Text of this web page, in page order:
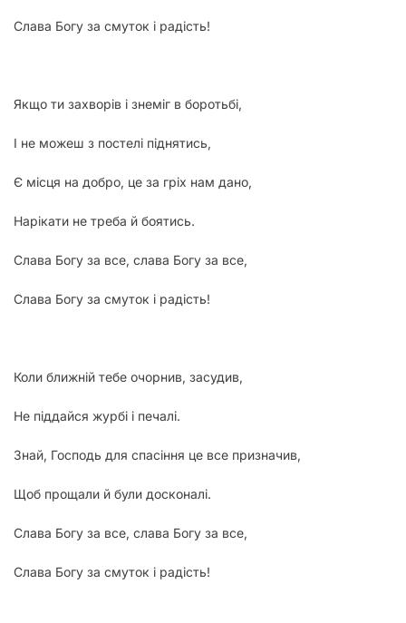
Слава Богу за смуток і радість!
Якщо ти захворів і знеміг в боротьбі,
І не можеш з постелі піднятись,
Є місця на добро, це за гріх нам дано,
Нарікати не треба й боятись.
Слава Богу за все, слава Богу за все,
Слава Богу за смуток і радість!
Коли ближній тебе очорнив, засудив,
Не піддайся журбі і печалі.
Знай, Господь для спасіння це все призначив,
Щоб прощали й були досконалі.
Слава Богу за все, слава Богу за все,
Слава Богу за смуток і радість!